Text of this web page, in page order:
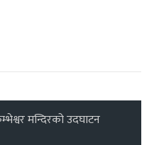
मन्दिरको उदघाटन